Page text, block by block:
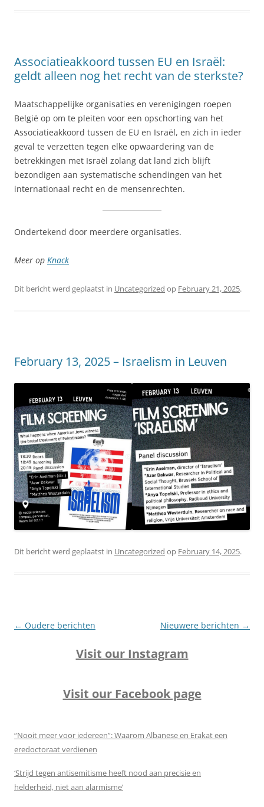
Associatieakkoord tussen EU en Israël:
geldt alleen nog het recht van de sterkste?
Maatschappelijke organisaties en verenigingen roepen
België op om te pleiten voor een opschorting van het
Associatieakkoord tussen de EU en Israël, en zich in ieder
geval te verzetten tegen elke opwaardering van de
betrekkingen met Israël zolang dat land zich blijft
bezondigen aan systematische schendingen van het
internationaal recht en de mensenrechten.
Ondertekend door meerdere organisaties.
Meer op Knack
Dit bericht werd geplaatst in Uncategorized op February 21, 2025.
February 13, 2025 – Israelism in Leuven
Dit bericht werd geplaatst in Uncategorized op February 14, 2025.
Berichtnavigatie
← Oudere berichten Nieuwere berichten →
Visit our Instagram
Visit our Facebook page
“Nooit meer voor iedereen”: Waarom Albanese en Erakat een
eredoctoraat verdienen
‘Strijd tegen antisemitisme heeft nood aan precisie en
helderheid, niet aan alarmisme’